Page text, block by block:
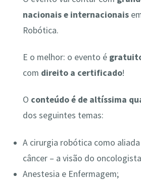
nacionais e internacionais
Robótica.
E o melhor: o evento é
com direito a certificado!
O conteúdo é de altíssima
dos seguintes temas:
A cirurgia robótica como
câncer – a visão do
Anestesia e Enfermagem;